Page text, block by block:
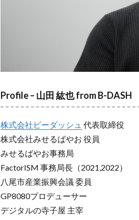
Profile – 山田 紘也 from B-DASH
株式会社ビーダッシュ 代表取締役
株式会社みせるばやお 役員
みせるばやお事務局
FactorISM 事務局長（2021,2022）
八尾市産業振興会議 委員
GP8080プロデューサー
デジタルの寺子屋 主宰